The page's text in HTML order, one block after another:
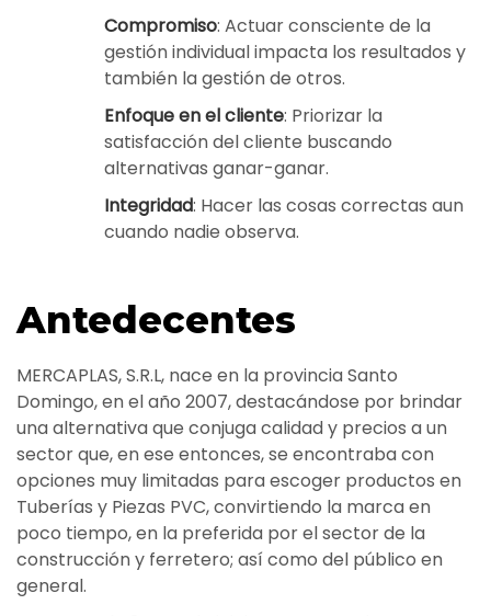
Compromiso: Actuar consciente de la
gestión individual impacta los resultados y
también la gestión de otros.
Enfoque en el cliente: Priorizar la
satisfacción del cliente buscando
alternativas ganar-ganar.
Integridad: Hacer las cosas correctas aun
cuando nadie observa.
Antedecentes
MERCAPLAS, S.R.L, nace en la provincia Santo
Domingo, en el año 2007, destacándose por brindar
una alternativa que conjuga calidad y precios a un
sector que, en ese entonces, se encontraba con
opciones muy limitadas para escoger productos en
Tuberías y Piezas PVC, convirtiendo la marca en
poco tiempo, en la preferida por el sector de la
construcción y ferretero; así como del público en
general.